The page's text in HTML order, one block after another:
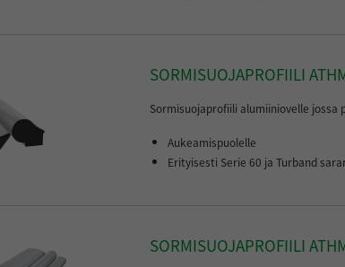
SORMISUOJAPROFIILI
Sormisuojaprofiili alumiiniovelle jossa
Aukeamispuolelle
Erityisesti Serie 60 ja Turband
SORMISUOJAPROFIILI